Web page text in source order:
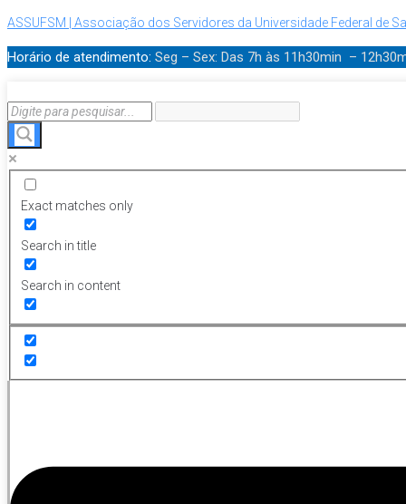
ASSUFSM | Associação dos Servidores da Universidade Federal de
Horário de atendimento: Seg – Sex: Das 7h às 11h30min –
Exact matches only
Search in title
Search in content